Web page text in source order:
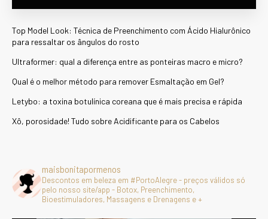
Top Model Look: Técnica de Preenchimento com Ácido Hialurônico
para ressaltar os ângulos do rosto
Ultraformer: qual a diferença entre as ponteiras macro e micro?
Qual é o melhor método para remover Esmaltação em Gel?
Letybo: a toxina botulínica coreana que é mais precisa e rápida
Xô, porosidade! Tudo sobre Acidificante para os Cabelos
maisbonitapormenos
Descontos em beleza em #PortoAlegre - preços válidos só
pelo nosso site/app - Botox, Preenchimento,
Bioestimuladores, Massagens e Drenagens e +